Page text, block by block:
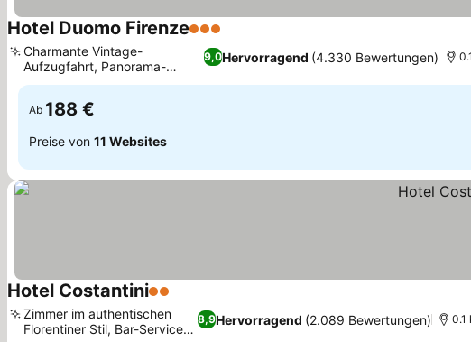
Hotel Duomo Firenze3 Sterne
9,0Hervorragend (4.330 Bewertungen)
Charmante Vintage-
Aufzugfahrt, Panorama-
Frühstücksterrasse
Ab 188 €
Preise von 11 Websites
Hotel Costantini2 Sterne
8,9Hervorragend (2.089 Bewertungen)
Zimmer im authentischen
Florentiner Stil, Bar-Service
0.1